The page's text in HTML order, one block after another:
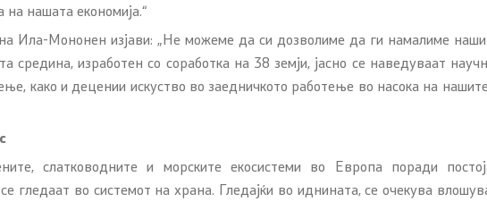
нашата економија.“
Ила-Мононен изјави: „Не можеме да си дозволиме да ги намалиме
средина, изработен со соработка на 38 земји, јасно се наведуваат
како и децении искуство во заедничкото работење во насока на
слатководните и морските екосистеми во Европа поради
гледаат во системот на храна. Гледајќи во иднината, се очекува